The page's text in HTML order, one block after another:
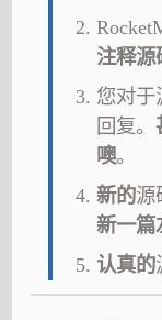
注释
您对于
回复。
噢。
新的源
新一篇
认真的